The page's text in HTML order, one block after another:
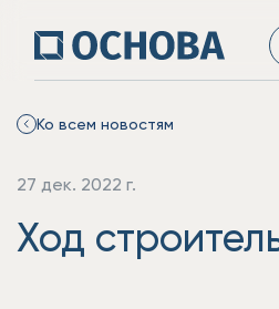
Ко всем новостям
27 дек. 2022 г.
Ход